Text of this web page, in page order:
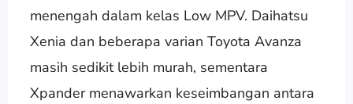
menengah dalam kelas Low MPV. Daihatsu
Xenia dan beberapa varian Toyota Avanza
masih sedikit lebih murah, sementara
Xpander menawarkan keseimbangan antara